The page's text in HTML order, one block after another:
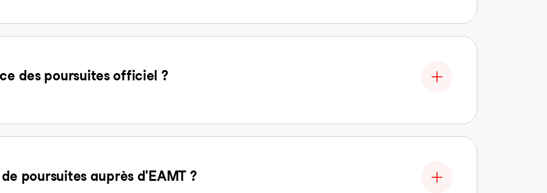
des poursuites officiel ?
poursuites auprès d'EAMT ?